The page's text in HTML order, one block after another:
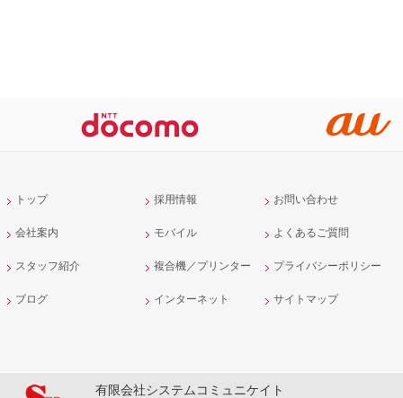
トップ
会社案内
スタッフ紹介
ブログ
採用情報
モバイル
複合機／プリンター
インターネット
お問い合わせ
よくあるご質問
プライバシーポリシー
サイトマップ
有限会社システムコミュニケイト